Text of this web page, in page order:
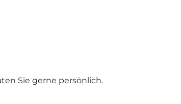
Sie gerne persönlich.